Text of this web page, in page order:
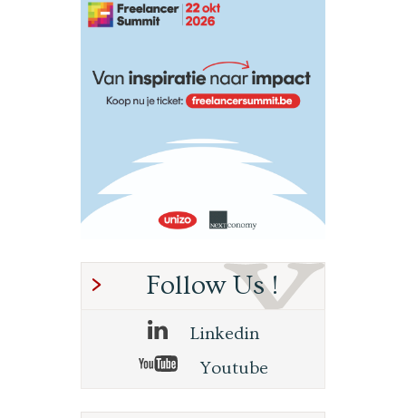
Follow Us !
Linkedin
Youtube